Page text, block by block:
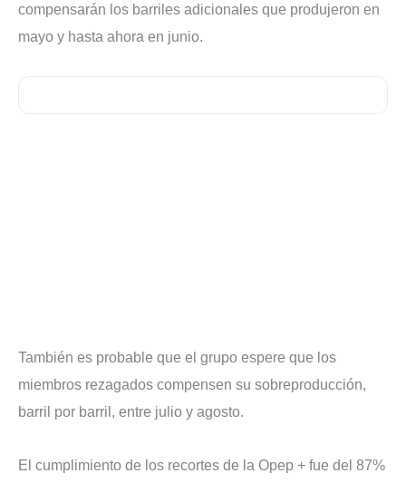
compensarán los barriles adicionales que produjeron en
mayo y hasta ahora en junio.
También es probable que el grupo espere que los
miembros rezagados compensen su sobreproducción,
barril por barril, entre julio y agosto.
El cumplimiento de los recortes de la Opep + fue del 87%